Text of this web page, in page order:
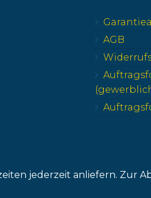
AGB
jederzeit anliefern. Zur